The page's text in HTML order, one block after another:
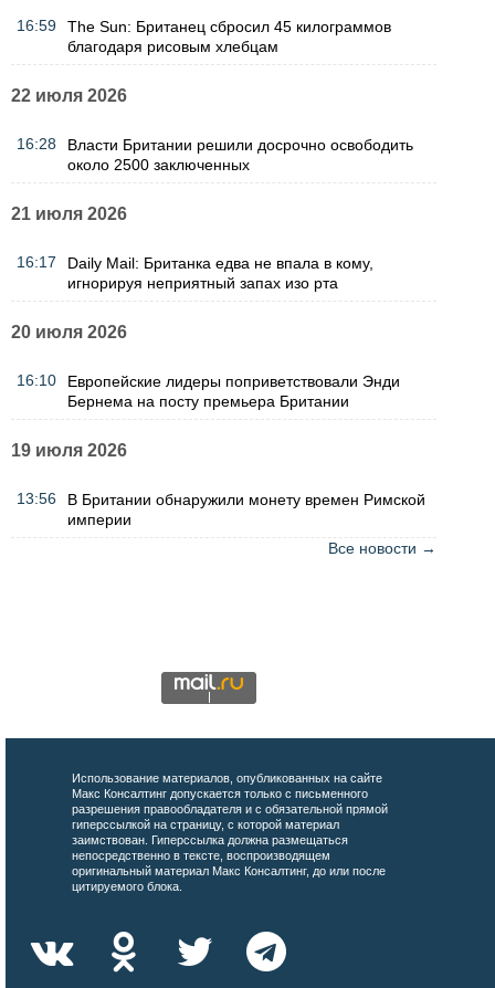
16:59
The Sun: Британец сбросил 45 килограммов
благодаря рисовым хлебцам
22 июля 2026
16:28
Власти Британии решили досрочно освободить
около 2500 заключенных
21 июля 2026
16:17
Daily Mail: Британка едва не впала в кому,
игнорируя неприятный запах изо рта
20 июля 2026
16:10
Европейские лидеры поприветствовали Энди
Бернема на посту премьера Британии
19 июля 2026
13:56
В Британии обнаружили монету времен Римской
империи
Все новости →
Использование материалов, опубликованных на сайте
Макс Консалтинг допускается только с письменного
разрешения правообладателя и с обязательной прямой
гиперссылкой на страницу, с которой материал
заимствован. Гиперссылка должна размещаться
непосредственно в тексте, воспроизводящем
оригинальный материал Макс Консалтинг, до или после
цитируемого блока.